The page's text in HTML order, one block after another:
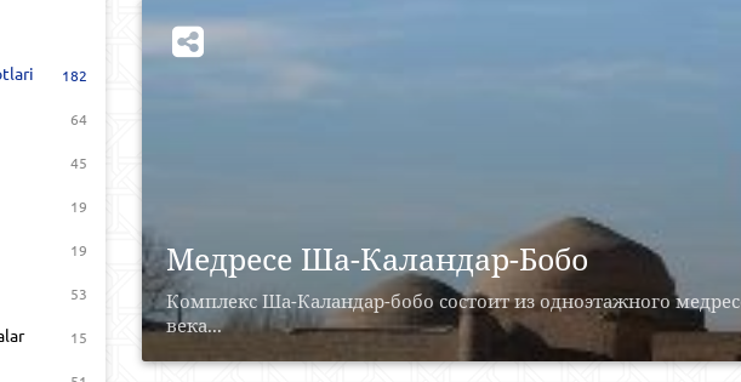
182
64
45
19
19
53
15
Медресе Ша-Каландар-Бобо
Комплекс Ша-Каландар-бобо состоит из одноэтажного
века...